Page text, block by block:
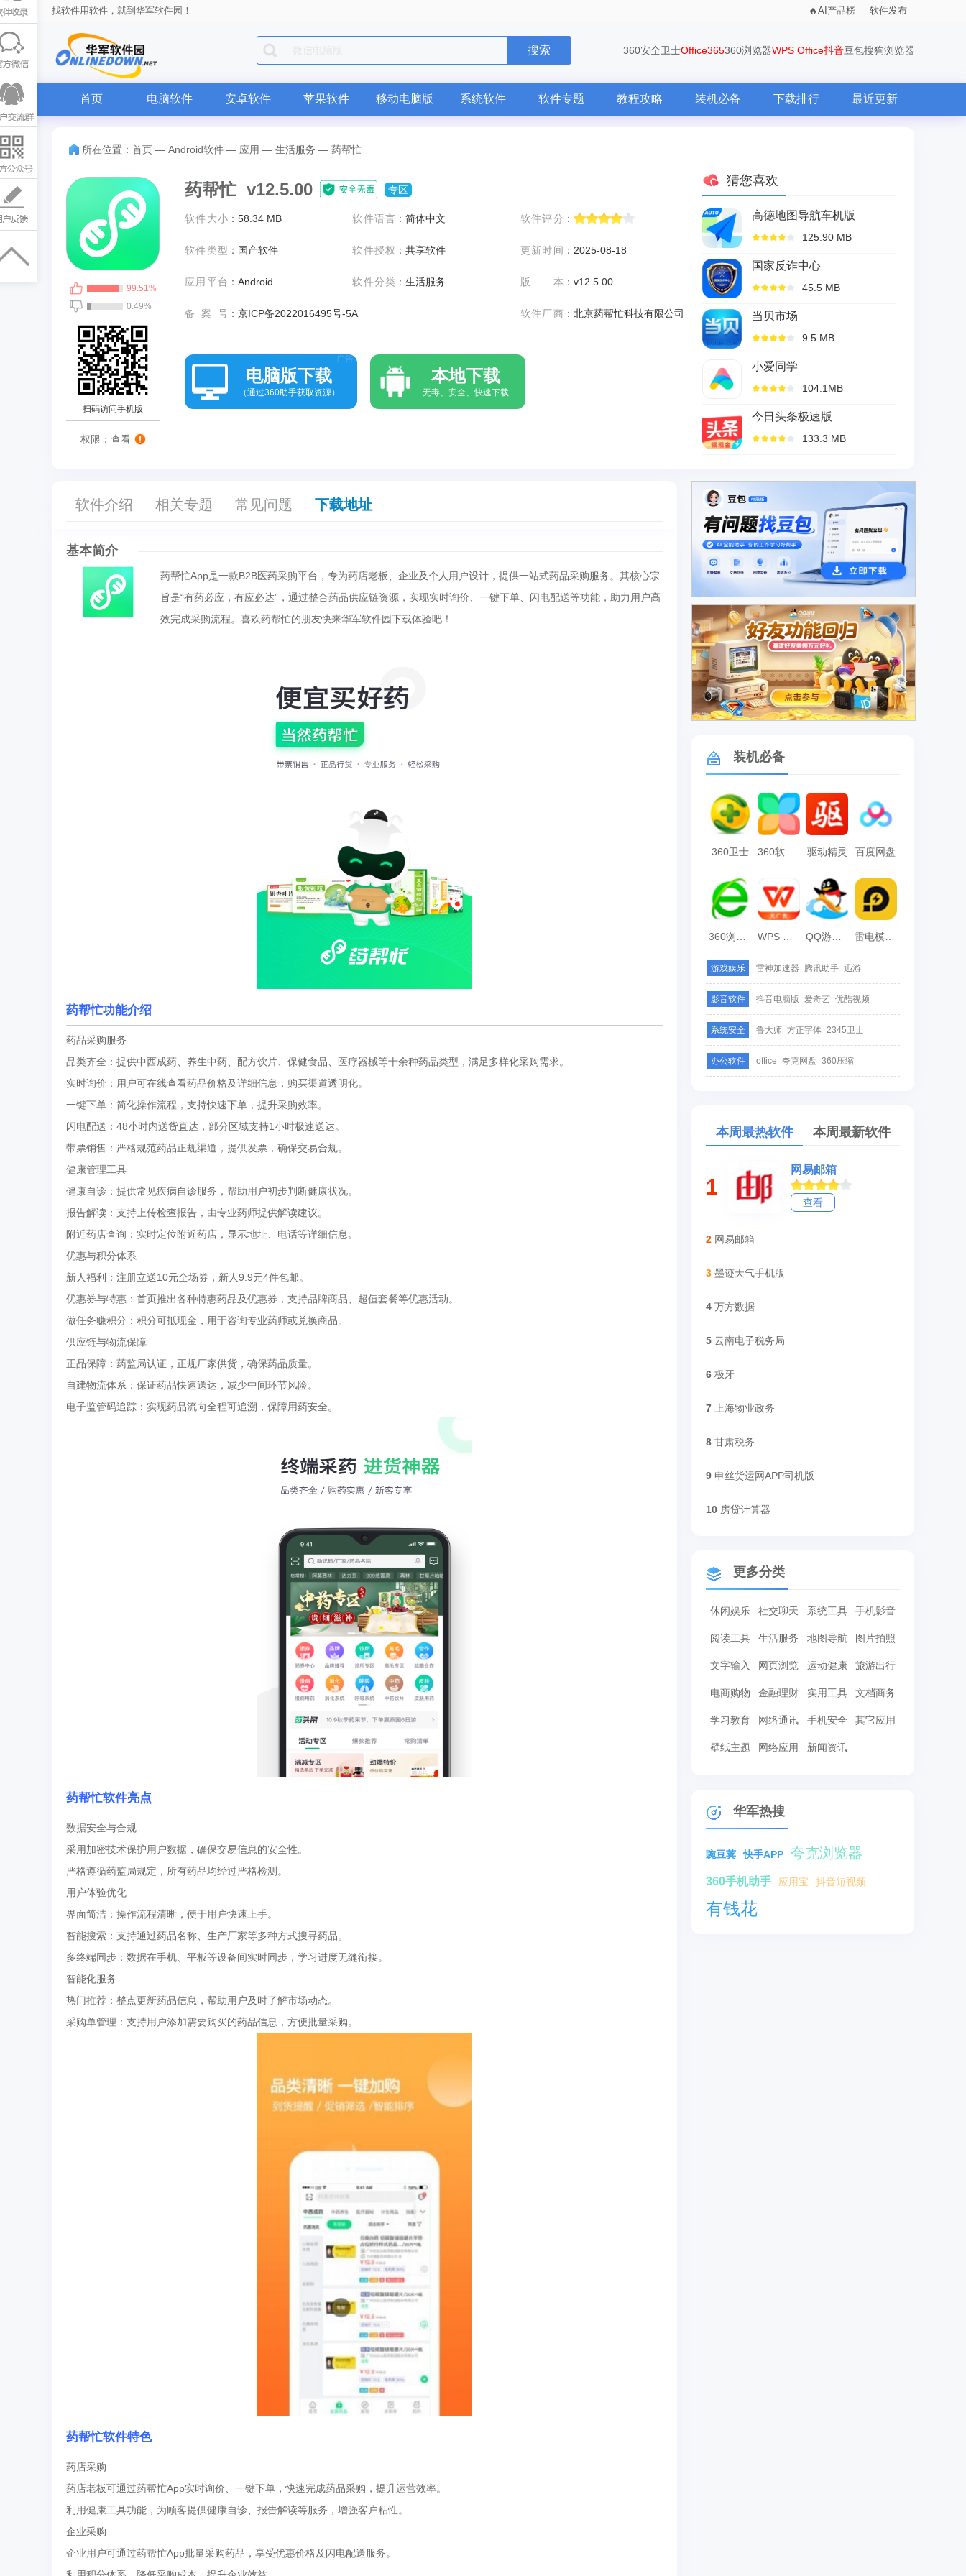
找软件用软件，就到华军软件园！ AI产品榜 软件发布
搜索 360安全卫士Office365360浏览器WPS Office抖音豆包搜狗浏览器
首页 电脑软件 安卓软件 苹果软件 移动电脑版 系统软件 软件专题 教程攻略 装机必备 下载排行 最近更新
所在位置： 首页 — Android软件 — 应用 — 生活服务 — 药帮忙
99.51%
0.49%
扫码访问手机版
权限：查看
药帮忙 v12.5.00 专区
软件大小 ： 58.34 MB 软件语言 ：简体中文 软件评分 ：
软件类型 ： 国产软件 软件授权 ：共享软件 更新时间 ： 2025-08-18
应用平台 ： Android 软件分类 ：生活服务 版本 ： v12.5.00
备案号 ： 京ICP备2022016495号-5A 软件厂商 ： 北京药帮忙科技有限公司
电脑版下载
（通过360助手获取资源）
广告
本地下载
无毒、安全、快速下载
猜您喜欢
高德地图导航车机版
125.90 MB
国家反诈中心
45.5 MB
当贝市场
9.5 MB
小爱同学
104.1MB
今日头条极速版
133.3 MB
软件介绍 相关专题 常见问题 下载地址
基本简介
药帮忙App是一款B2B医药采购平台，专为药店老板、企业及个人用户设计，提供一站式药品采购服务。其核心宗
旨是“有药必应，有应必达”，通过整合药品供应链资源，实现实时询价、一键下单、闪电配送等功能，助力用户高
效完成采购流程。喜欢药帮忙的朋友快来华军软件园下载体验吧！
药帮忙功能介绍
药品采购服务
品类齐全：提供中西成药、养生中药、配方饮片、保健食品、医疗器械等十余种药品类型，满足多样化采购需求。
实时询价：用户可在线查看药品价格及详细信息，购买渠道透明化。
一键下单：简化操作流程，支持快速下单，提升采购效率。
闪电配送：48小时内送货直达，部分区域支持1小时极速送达。
带票销售：严格规范药品正规渠道，提供发票，确保交易合规。
健康管理工具
健康自诊：提供常见疾病自诊服务，帮助用户初步判断健康状况。
报告解读：支持上传检查报告，由专业药师提供解读建议。
附近药店查询：实时定位附近药店，显示地址、电话等详细信息。
优惠与积分体系
新人福利：注册立送10元全场券，新人9.9元4件包邮。
优惠券与特惠：首页推出各种特惠药品及优惠券，支持品牌商品、超值套餐等优惠活动。
做任务赚积分：积分可抵现金，用于咨询专业药师或兑换商品。
供应链与物流保障
正品保障：药监局认证，正规厂家供货，确保药品质量。
自建物流体系：保证药品快速送达，减少中间环节风险。
电子监管码追踪：实现药品流向全程可追溯，保障用药安全。
药帮忙软件亮点
数据安全与合规
采用加密技术保护用户数据，确保交易信息的安全性。
严格遵循药监局规定，所有药品均经过严格检测。
用户体验优化
界面简洁：操作流程清晰，便于用户快速上手。
智能搜索：支持通过药品名称、生产厂家等多种方式搜寻药品。
多终端同步：数据在手机、平板等设备间实时同步，学习进度无缝衔接。
智能化服务
热门推荐：整点更新药品信息，帮助用户及时了解市场动态。
采购单管理：支持用户添加需要购买的药品信息，方便批量采购。
药帮忙软件特色
药店采购
药店老板可通过药帮忙App实时询价、一键下单，快速完成药品采购，提升运营效率。
利用健康工具功能，为顾客提供健康自诊、报告解读等服务，增强客户粘性。
企业采购
企业用户可通过药帮忙App批量采购药品，享受优惠价格及闪电配送服务。
广告
广告
装机必备
360卫士 360软件管家 驱动精灵 百度网盘
雷电模拟器
游戏娱乐 雷神加速器 腾讯助手 迅游
影音软件 抖音电脑版 爱奇艺 优酷视频
系统安全 鲁大师 方正字体 2345卫士
办公软件 office 夸克网盘 360压缩
本周最热软件 本周最新软件
1
网易邮箱
查看
2 网易邮箱
3 墨迹天气手机版
4 万方数据
5 云南电子税务局
6 极牙
7 上海物业政务
8 甘肃税务
9 申丝货运网APP司机版
10 房贷计算器
更多分类
休闲娱乐 社交聊天 系统工具 手机影音
阅读工具 生活服务 地图导航 图片拍照
文字输入 网页浏览 运动健康 旅游出行
电商购物 金融理财 实用工具 文档商务
学习教育 网络通讯 手机安全 其它应用
壁纸主题 网络应用 新闻资讯
华军热搜
豌豆荚 快手APP 夸克浏览器
360手机助手 应用宝 抖音短视频
有钱花